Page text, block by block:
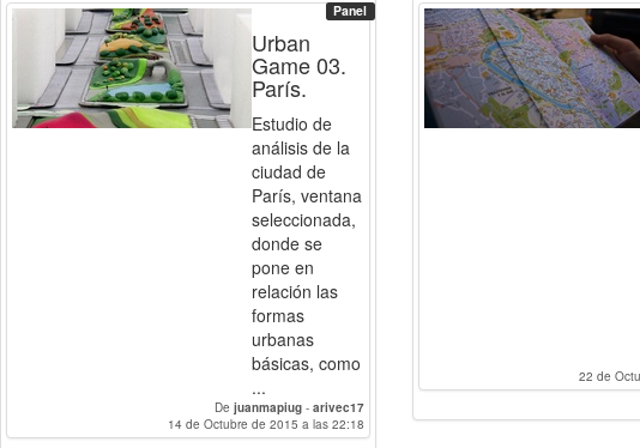
Panel
Urban
Game 03.
París.
Estudio de
análisis de la
ciudad de
París, ventana
seleccionada,
donde se
pone en
relación las
formas
urbanas
básicas, como
...
De juanmapiug- arivec17
14 de Octubre de 2015 a las 22:18
22 de